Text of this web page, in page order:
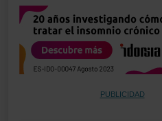
PUBLICIDAD